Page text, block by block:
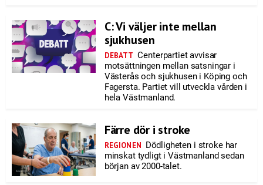
C: Vi väljer inte mellan
sjukhusen
DEBATT Centerpartiet avvisar
motsättningen mellan satsningar i
Västerås och sjukhusen i Köping och
Fagersta. Partiet vill utveckla vården i
hela Västmanland.
Färre dör i stroke
REGIONEN Dödligheten i stroke har
minskat tydligt i Västmanland sedan
början av 2000-talet.